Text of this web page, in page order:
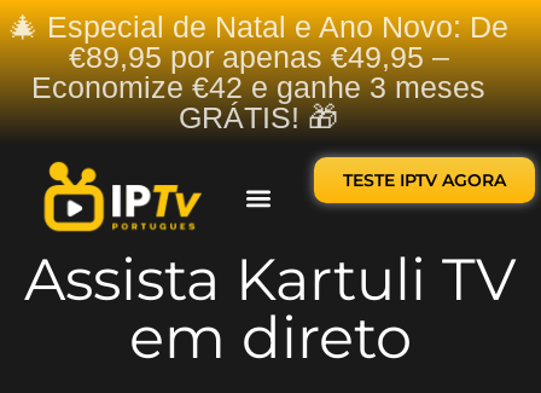
🎄 Especial de Natal e Ano Novo: De
€89,95 por apenas €49,95 –
Economize €42 e ganhe 3 meses
GRÁTIS! 🎁
TESTE IPTV AGORA
Assista Kartuli TV
em direto